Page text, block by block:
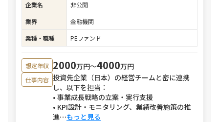
企業名
非公開
業界
金融機関
業種・職種
PEファンド
想定年収 2000万円〜4000万円
仕事内容 投資先企業（日本）の経営チームと密に連携
し、以下を担当：
• 事業成長戦略の立案・実行支援
• KPI設計・モニタリング、業績改善施策の推
進⋯もっと見る